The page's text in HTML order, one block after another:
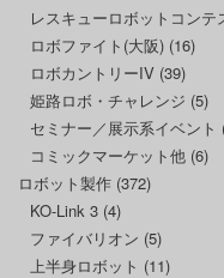
レスキューロボットコンテ
ロボファイト(大阪) (16)
ロボカントリーIV (39)
姫路ロボ・チャレンジ (5)
セミナー／展示系イベント
コミックマーケット他 (6)
ロボット製作 (372)
KO-Link 3 (4)
ファイバリオン (5)
上半身ロボット (11)